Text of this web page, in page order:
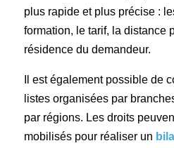
plus rapide et plus précise :
formation, le tarif, la distance
résidence du demandeur.
Il est également possible de
listes organisées par
par régions. Les droits
mobilisés pour réaliser un